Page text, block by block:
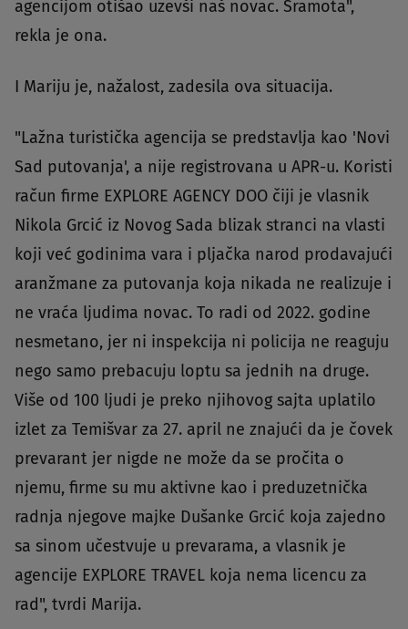
agencijom otišao uzevši naš novac. Sramota",
rekla je ona.
I Mariju je, nažalost, zadesila ova situacija.
"Lažna turistička agencija se predstavlja kao 'Novi
Sad putovanja', a nije registrovana u APR-u. Koristi
račun firme EXPLORE AGENCY DOO čiji je vlasnik
Nikola Grcić iz Novog Sada blizak stranci na vlasti
koji već godinima vara i pljačka narod prodavajući
aranžmane za putovanja koja nikada ne realizuje i
ne vraća ljudima novac. To radi od 2022. godine
nesmetano, jer ni inspekcija ni policija ne reaguju
nego samo prebacuju loptu sa jednih na druge.
Više od 100 ljudi je preko njihovog sajta uplatilo
izlet za Temišvar za 27. april ne znajući da je čovek
prevarant jer nigde ne može da se pročita o
njemu, firme su mu aktivne kao i preduzetnička
radnja njegove majke Dušanke Grcić koja zajedno
sa sinom učestvuje u prevarama, a vlasnik je
agencije EXPLORE TRAVEL koja nema licencu za
rad", tvrdi Marija.